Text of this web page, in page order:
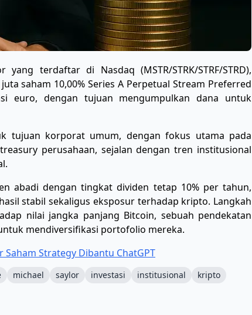
terdaftar di Nasdaq (MSTR/STRK/STRF/STRD),
saham 10,00% Series A Perpetual Stream Preferred
euro, dengan tujuan mengumpulkan dana untuk
tujuan korporat umum, dengan fokus utama pada
perusahaan, sejalan dengan tren institusional
abadi dengan tingkat dividen tetap 10% per tahun,
stabil sekaligus eksposur terhadap kripto. Langkah
nilai jangka panjang Bitcoin, sebuah pendekatan
mendiversifikasi portofolio mereka.
Strategy Dibantu ChatGPT
michael saylor investasi institusional
kripto